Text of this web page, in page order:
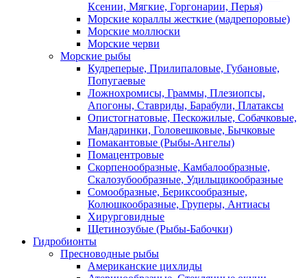
Ксении, Мягкие, Горгонарии, Перья)
Морские кораллы жесткие (мадрепоровые)
Морские моллюски
Морские черви
Морские рыбы
Кудреперые, Прилипаловые, Губановые,
Попугаевые
Ложнохромисы, Граммы, Плезиопсы,
Апогоны, Ставриды, Барабули, Платаксы
Опистогнатовые, Пескожилые, Собачковые,
Мандаринки, Головешковые, Бычковые
Помакантовые (Рыбы-Ангелы)
Помацентровые
Скорпенообразные, Камбалообразные,
Скалозубообразные, Удильщикообразные
Сомообразные, Бериксообразные,
Колюшкообразные, Груперы, Антиасы
Хирурговидные
Щетинозубые (Рыбы-Бабочки)
Гидробионты
Пресноводные рыбы
Американские цихлиды